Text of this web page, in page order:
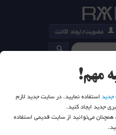
عضویت/ایجاد اکانت
مهم!
استفاده نمایید. در سایت جدید لازم
جدید ایجاد کنید.
می‌توانید از سایت قدیمی استفاده